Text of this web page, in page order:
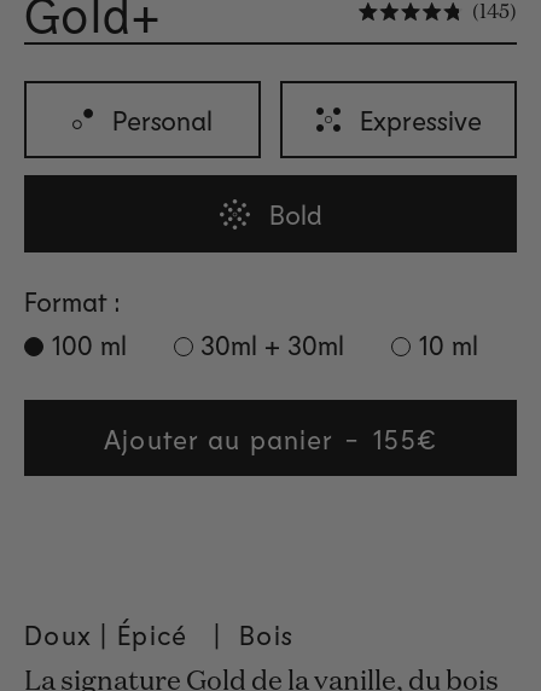
Gold+ 145
Personal Expressive
Bold
Format :
100 ml
30ml + 30ml 10 ml
Ajouter au panier
Regular
price
155€
Doux | Épicé | Bois
La signature Gold de la vanille, du bois